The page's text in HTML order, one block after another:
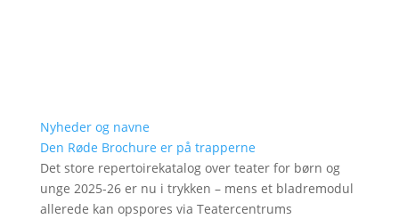
Nyheder og navne
Den Røde Brochure er på trapperne
Det store repertoirekatalog over teater for børn og
unge 2025-26 er nu i trykken – mens et bladremodul
allerede kan opspores via Teatercentrums